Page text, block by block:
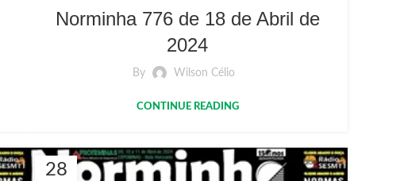
Norminha 776 de 18 de Abril de
2024
By Wilson Célio
CONTINUE READING
28